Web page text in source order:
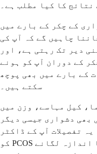
کا کیا مطلب ہے۔
کے چکر کے بارے میں
چاہیں گے کہ آپ کی
دیر تک رہتی ہے، اور
کے دوران آپ کو ہونے
کے بارے میں بھی پوچھ
سکتے ہیں۔
کیل مہاسے، وزن میں
بھی دشواری جیسی دیگر
تفصیلات آپ کے ڈاکٹر
کو PCOS کے آپ کے جسم پر مجموعی اثر کا اندازہ لگانے